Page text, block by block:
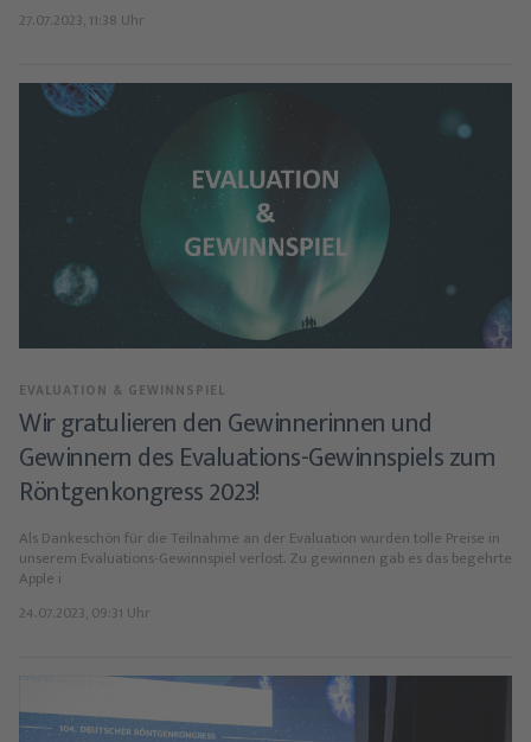
27.07.2023, 11:38 Uhr
EVALUATION & GEWINNSPIEL
Wir gratulieren den Gewinnerinnen und
Gewinnern des Evaluations-Gewinnspiels zum
Röntgenkongress 2023!
Als Dankeschön für die Teilnahme an der Evaluation wurden tolle Preise in
unserem Evaluations-Gewinnspiel verlost. Zu gewinnen gab es das begehrte
Apple i
24.07.2023, 09:31 Uhr